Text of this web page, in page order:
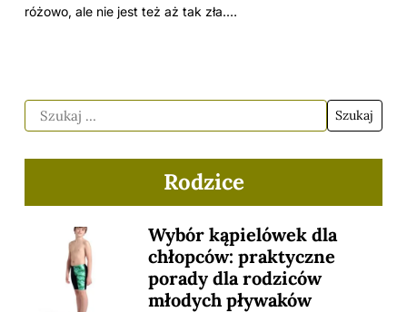
różowo, ale nie jest też aż tak zła.…
Rodzice
Wybór kąpielówek dla
chłopców: praktyczne
porady dla rodziców
młodych pływaków